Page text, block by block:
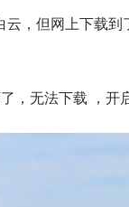
，但网上下载
，无法下载 ，